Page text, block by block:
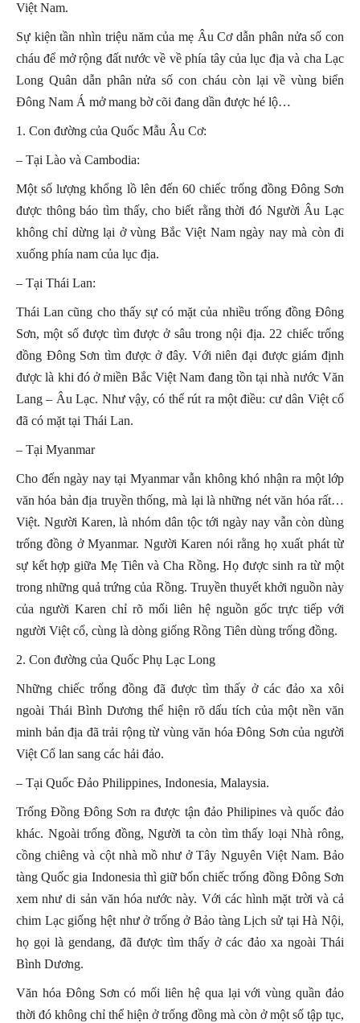
Việt Nam.
Sự kiện tần nhìn triệu năm của mẹ Âu Cơ dẫn phân nửa số con
cháu để mở rộng đất nước về về phía tây của lục địa và cha Lạc
Long Quân dẫn phân nửa số con cháu còn lại về vùng biển
Đông Nam Á mở mang bờ cõi đang dần được hé lộ…
1. Con đường của Quốc Mẫu Âu Cơ:
– Tại Lào và Cambodia:
Một số lượng khổng lồ lên đến 60 chiếc trống đồng Đông Sơn
được thông báo tìm thấy, cho biết rằng thời đó Người Âu Lạc
không chỉ dừng lại ở vùng Bắc Việt Nam ngày nay mà còn đi
xuống phía nam của lục địa.
– Tại Thái Lan:
Thái Lan cũng cho thấy sự có mặt của nhiều trống đồng Đông
Sơn, một số được tìm được ở sâu trong nội địa. 22 chiếc trống
đồng Đông Sơn tìm được ở đây. Với niên đại được giám định
được là khi đó ở miền Bắc Việt Nam đang tồn tại nhà nước Văn
Lang – Âu Lạc. Như vậy, có thể rút ra một điều: cư dân Việt cổ
đã có mặt tại Thái Lan.
– Tại Myanmar
Cho đến ngày nay tại Myanmar vẫn không khó nhận ra một lớp
văn hóa bản địa truyền thống, mà lại là những nét văn hóa rất…
Việt. Người Karen, là nhóm dân tộc tới ngày nay vẫn còn dùng
trống đồng ở Myanmar. Người Karen nói rằng họ xuất phát từ
sự kết hợp giữa Mẹ Tiên và Cha Rồng. Họ được sinh ra từ một
trong những quả trứng của Rồng. Truyền thuyết khởi nguồn này
của người Karen chỉ rõ mối liên hệ nguồn gốc trực tiếp với
người Việt cổ, cùng là dòng giống Rồng Tiên dùng trống đồng.
2. Con đường của Quốc Phụ Lạc Long
Những chiếc trống đồng đã được tìm thấy ở các đảo xa xôi
ngoài Thái Bình Dương thể hiện rõ dấu tích của một nền văn
minh bản địa đã trải rộng từ vùng văn hóa Đông Sơn của người
Việt Cổ lan sang các hải đảo.
– Tại Quốc Đảo Philippines, Indonesia, Malaysia.
Trống Đồng Đông Sơn ra được tận đảo Philipines và quốc đảo
khác. Ngoài trống đồng, Người ta còn tìm thấy loại Nhà rông,
cồng chiêng và cột nhà mồ như ở Tây Nguyên Việt Nam. Bảo
tàng Quốc gia Indonesia thì giữ bốn chiếc trống đồng Đông Sơn
xem như di sản văn hóa nước này. Với các hình mặt trời và cả
chim Lạc giống hệt như ở trống ở Bảo tàng Lịch sử tại Hà Nội,
họ gọi là gendang, đã được tìm thấy ở các đảo xa ngoài Thái
Bình Dương.
Văn hóa Đông Sơn có mối liên hệ qua lại với vùng quần đảo
thời đó không chỉ thể hiện ở trống đồng mà còn ở một số tập tục,